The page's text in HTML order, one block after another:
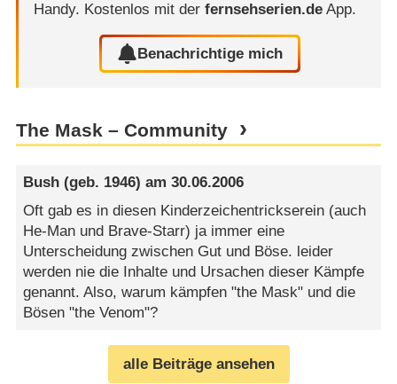
Handy. Kostenlos mit der fernsehserien.deApp.
Benachrichtige mich
The Mask – Community
Bush (geb. 1946) am30.06.2006
Oft gab es in diesen Kinderzeichentrickserein (auch
He-Man und Brave-Starr) ja immer eine
Unterscheidung zwischen Gut und Böse. leider
werden nie die Inhalte und Ursachen dieser Kämpfe
genannt. Also, warum kämpfen "the Mask" und die
Bösen "the Venom"?
alle Beiträge ansehen